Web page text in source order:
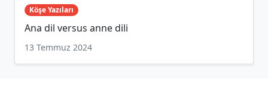
Köşe Yazıları
Ana dil versus anne dili
13 Temmuz 2024